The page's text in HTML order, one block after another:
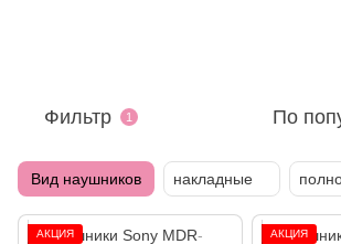
Фильтр 1 По
Вид наушников накладные
АКЦИЯ
АКЦИЯ